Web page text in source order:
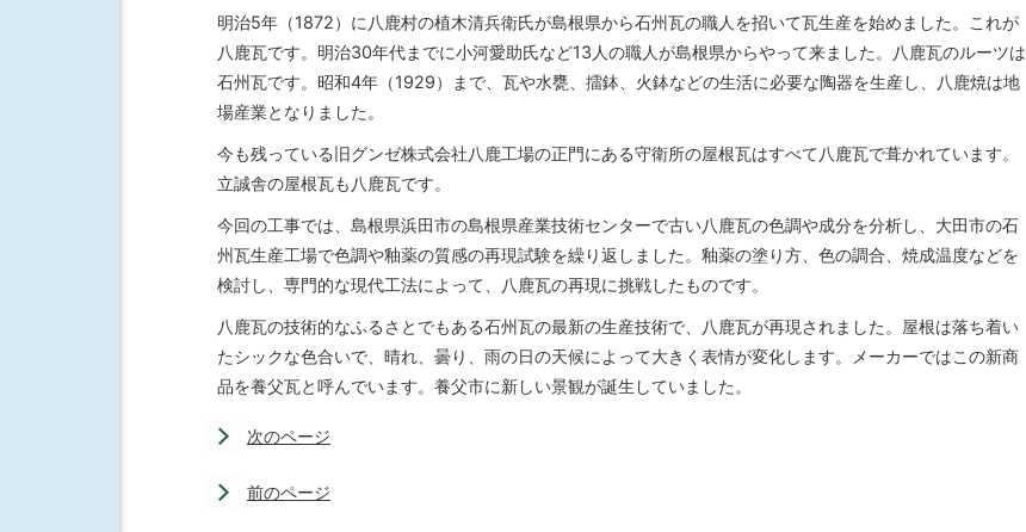
明治5年（1872）に八鹿村の植木清兵衛氏が島根県から石州瓦の職人を招いて瓦生産を始めました。これが
八鹿瓦です。明治30年代までに小河愛助氏など13人の職人が島根県からやって来ました。八鹿瓦のルーツは
石州瓦です。昭和4年（1929）まで、瓦や水甕、擂鉢、火鉢などの生活に必要な陶器を生産し、八鹿焼は地
場産業となりました。
今も残っている旧グンゼ株式会社八鹿工場の正門にある守衛所の屋根瓦はすべて八鹿瓦で葺かれています。
立誠舎の屋根瓦も八鹿瓦です。
今回の工事では、島根県浜田市の島根県産業技術センターで古い八鹿瓦の色調や成分を分析し、大田市の石
州瓦生産工場で色調や釉薬の質感の再現試験を繰り返しました。釉薬の塗り方、色の調合、焼成温度などを
検討し、専門的な現代工法によって、八鹿瓦の再現に挑戦したものです。
八鹿瓦の技術的なふるさとでもある石州瓦の最新の生産技術で、八鹿瓦が再現されました。屋根は落ち着い
たシックな色合いで、晴れ、曇り、雨の日の天候によって大きく表情が変化します。メーカーではこの新商
品を養父瓦と呼んでいます。養父市に新しい景観が誕生していました。
次のページ
前のページ